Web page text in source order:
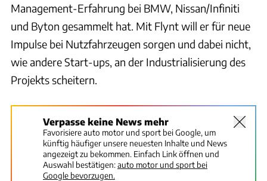
Management-Erfahrung bei BMW, Nissan/Infiniti
und Byton gesammelt hat. Mit Flynt will er für neue
Impulse bei Nutzfahrzeugen sorgen und dabei nicht,
wie andere Start-ups, an der Industrialisierung des
Projekts scheitern.
Verpasse keine News mehr
Favorisiere auto motor und sport bei Google, um
künftig häufiger unsere neuesten Inhalte und News
angezeigt zu bekommen. Einfach Link öffnen und
Auswahl bestätigen:auto motor und sport bei
Google bevorzugen.